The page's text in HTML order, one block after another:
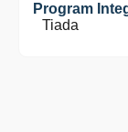
Program
Tiada